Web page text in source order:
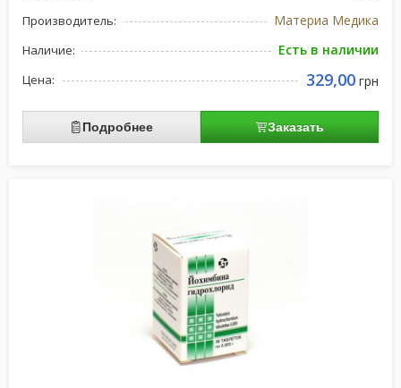
Производитель: Материа Медика
Наличие: Есть в наличии
Цена: 329,00 грн
Подробнее Заказать